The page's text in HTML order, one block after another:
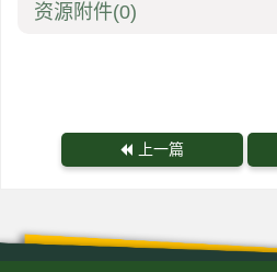
资源附件(0)
上一篇